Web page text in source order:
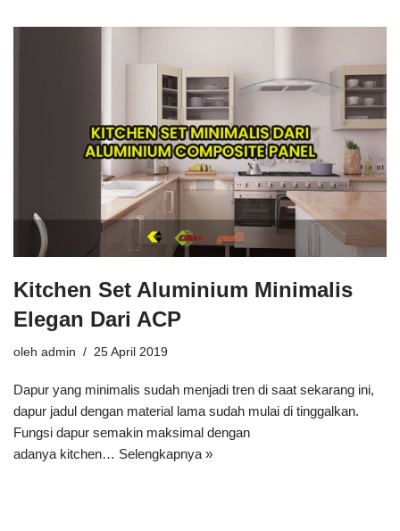
Kitchen Set Aluminium Minimalis
Elegan Dari ACP
oleh admin 25 April 2019
Dapur yang minimalis sudah menjadi tren di saat sekarang ini,
dapur jadul dengan material lama sudah mulai di tinggalkan.
Fungsi dapur semakin maksimal dengan
adanya kitchen… Selengkapnya »